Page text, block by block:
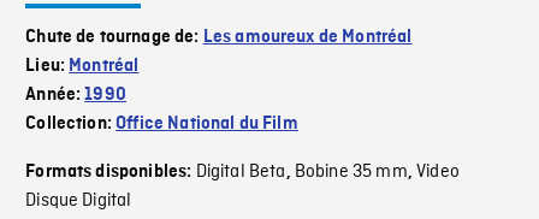
Chute de tournage de: Les amoureux de Montréal
Lieu: Montréal
Année:1990
Collection:Office National du Film
Formats disponibles: Digital Beta, Bobine 35 mm,Video
Disque Digital